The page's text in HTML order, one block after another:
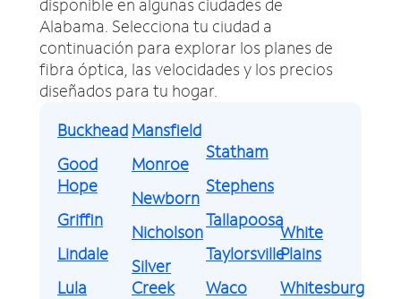
Alabama. Selecciona tu ciudad a
continuación para explorar los planes de
fibra óptica, las velocidades y los precios
diseñados para tu hogar.
Buckhead
Good
Hope
Griffin
Lindale
Lula
Mansfield
Monroe
Newborn
Nicholson
Silver
Creek
Statham
Stephens
Tallapoosa
Taylorsville
Waco
White
Plains
Whitesburg